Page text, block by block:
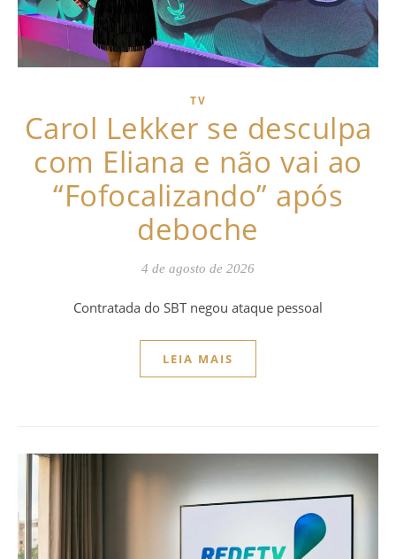
TV
Carol Lekker se desculpa
com Eliana e não vai ao
“Fofocalizando” após
deboche
4 de agosto de 2026
Contratada do SBT negou ataque pessoal
LEIA MAIS